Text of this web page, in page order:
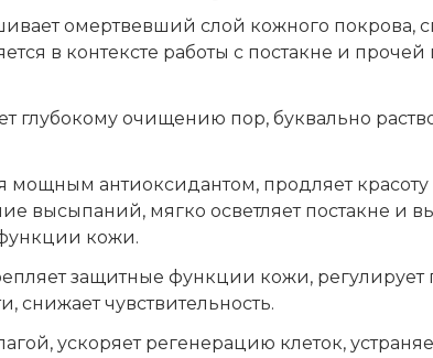
омертвевший слой кожного покрова,
в контексте работы с постакне и
глубокому очищению пор, буквально
мощным антиоксидантом, продляет
высыпаний, мягко осветляет постакне и
кожи.
защитные функции кожи,
снижает чувствительность.
ускоряет регенерацию клеток,